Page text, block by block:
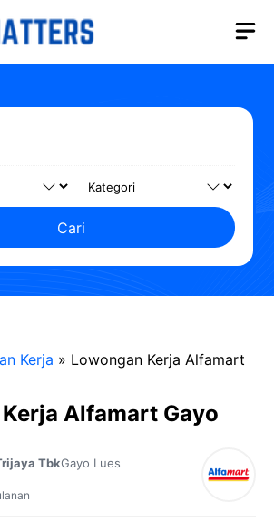
Cari
Kerja » Lowongan Kerja Alfamart
Alfamart Gayo
TbkGayo Lues